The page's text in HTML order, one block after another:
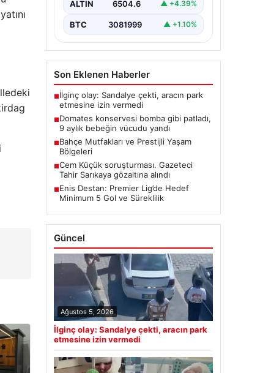
ALTIN 6504.6 ▲ +4.39%
BTC 3081999 ▲ +1.10%
Son Eklenen Haberler
■İlginç olay: Sandalye çekti, aracın park
etmesine izin vermedi
■Domates konservesi bomba gibi patladı,
9 aylık bebeğin vücudu yandı
■Bahçe Mutfakları ve Prestijli Yaşam
Bölgeleri
■Cem Küçük soruşturması. Gazeteci
Tahir Sarıkaya gözaltına alındı
■Enis Destan: Premier Lig’de Hedef
Minimum 5 Gol ve Süreklilik
Güncel
Ağustos 5, 2026
İlginç olay: Sandalye çekti, aracın park
etmesine izin vermedi